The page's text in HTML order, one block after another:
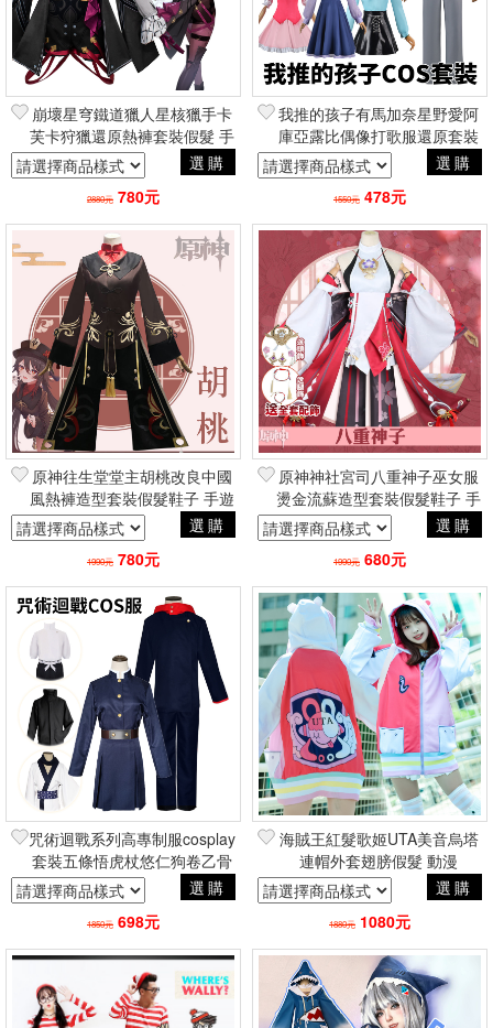
崩壞星穹鐵道獵人星核獵手卡
芙卡狩獵還原熱褲套裝假髮 手
遊角色扮演cosplay二次元動漫
選購
2880元 780元
我推的孩子有馬加奈星野愛阿
庫亞露比偶像打歌服還原套裝
假髮鞋子兒童成人 動漫角色扮
演COSPLAY
選購
1550元 478元
原神往生堂堂主胡桃改良中國
風熱褲造型套裝假髮鞋子 手遊
二次元動漫角色扮演
COSPLAY
選購
1990元 780元
原神神社宮司八重神子巫女服
燙金流蘇造型套裝假髮鞋子 手
遊二次元動漫角色扮演
COSPLAY
選購
1990元 680元
咒術迴戰系列高專制服cosplay
套裝五條悟虎杖悠仁狗卷乙骨
憂太 角色扮演動漫二次元周
邊
選購
1850元 698元
海賊王紅髮歌姬UTA美音烏塔
連帽外套翅膀假髮 動漫
COSPLAY角色扮演航海王
One Piece
選購
1880元 1080元